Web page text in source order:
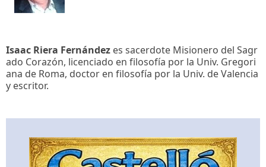
Isaac Riera Fernández es sacerdote Misionero del Sagr
ado Corazón, licenciado en filosofía por la Univ. Gregori
ana de Roma, doctor en filosofía por la Univ. de Valencia
y escritor.